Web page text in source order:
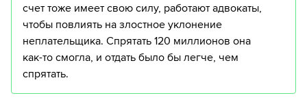
счет тоже имеет свою силу, работают адвокаты,
чтобы повлиять на злостное уклонение
неплательщика. Спрятать 120 миллионов она
как-то смогла, и отдать было бы легче, чем
спрятать.